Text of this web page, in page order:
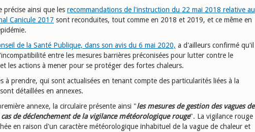
précise ainsi que les recommandations de l'instruction du 22 mai 2018 relative au
Canicule 2017 sont reconduites, tout comme en 2018 et 2019, et ce même en
de la Santé Publique, dans son avis du 6 mai 2020, a d'ailleurs confirmé qu'il
entre les mesures barrières préconisées pour lutter contre le
les actions à mener pour se protéger des fortes chaleurs.
à prendre, qui sont actualisées en tenant compte des particularités liées à la
détaillées en annexes.
annexe, la circulaire présente ainsi "les mesures de gestion des vagues de
de déclenchement de la vigilance météorologique rouge". La vigilance rouge
en raison d'un caractère météorologique inhabituel de la vague de chaleur et